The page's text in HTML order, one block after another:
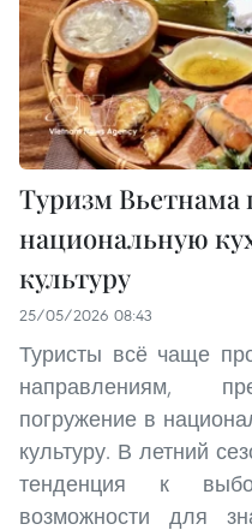
Туризм Вьетнама
национальную
культуру
25/05/2026 08:43
Туристы всё чаще
направлениям,
погружение в
культуру. В летний
тенденция к
возможности для